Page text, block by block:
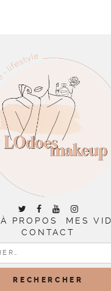
À PROPOS
MES
CONTACT
RECHERCHER